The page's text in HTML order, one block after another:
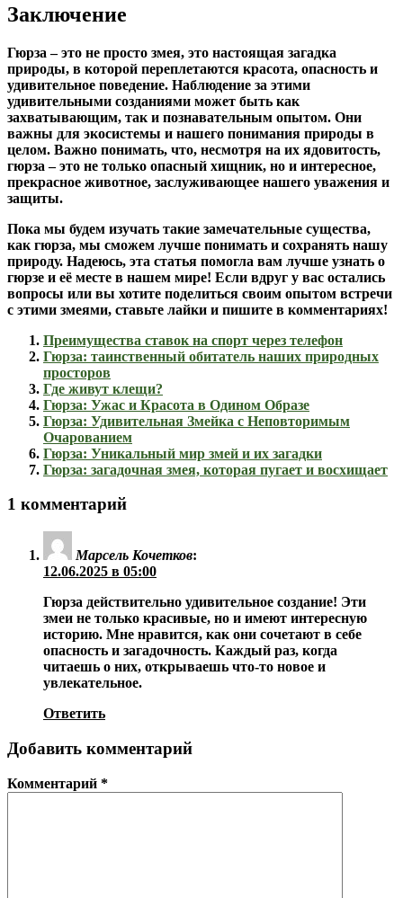
Заключение
Гюрза – это не просто змея, это настоящая загадка
природы, в которой переплетаются красота, опасность и
удивительное поведение. Наблюдение за этими
удивительными созданиями может быть как
захватывающим, так и познавательным опытом. Они
важны для экосистемы и нашего понимания природы в
целом. Важно понимать, что, несмотря на их ядовитость,
гюрза – это не только опасный хищник, но и интересное,
прекрасное животное, заслуживающее нашего уважения и
защиты.
Пока мы будем изучать такие замечательные существа,
как гюрза, мы сможем лучше понимать и сохранять нашу
природу. Надеюсь, эта статья помогла вам лучше узнать о
гюрзе и её месте в нашем мире! Если вдруг у вас остались
вопросы или вы хотите поделиться своим опытом встречи
с этими змеями, ставьте лайки и пишите в комментариях!
Преимущества ставок на спорт через телефон
Гюрза: таинственный обитатель наших природных
просторов
Где живут клещи?
Гюрза: Ужас и Красота в Одином Образе
Гюрза: Удивительная Змейка с Неповторимым
Очарованием
Гюрза: Уникальный мир змей и их загадки
Гюрза: загадочная змея, которая пугает и восхищает
1 комментарий
Марсель Кочетков:
12.06.2025 в 05:00
Гюрза действительно удивительное создание! Эти
змеи не только красивые, но и имеют интересную
историю. Мне нравится, как они сочетают в себе
опасность и загадочность. Каждый раз, когда
читаешь о них, открываешь что-то новое и
увлекательное.
Ответить
Добавить комментарий
Комментарий *